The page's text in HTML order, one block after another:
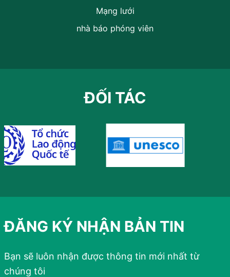
Mạng lưới
nhà báo phóng viên
ĐỐI TÁC
ĐĂNG KÝ NHẬN BẢN TIN
Bạn sẽ luôn nhận được thông tin mới nhất từ
chúng tôi